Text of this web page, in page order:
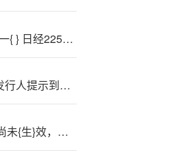
日韩股市开盘涨跌不!一{ } 日经225指数开盘下跌0.2%
春?秋转债上涨12% 发行人提示到期风险
上纬新材：收购要约尚未{生}效，具有不确定性